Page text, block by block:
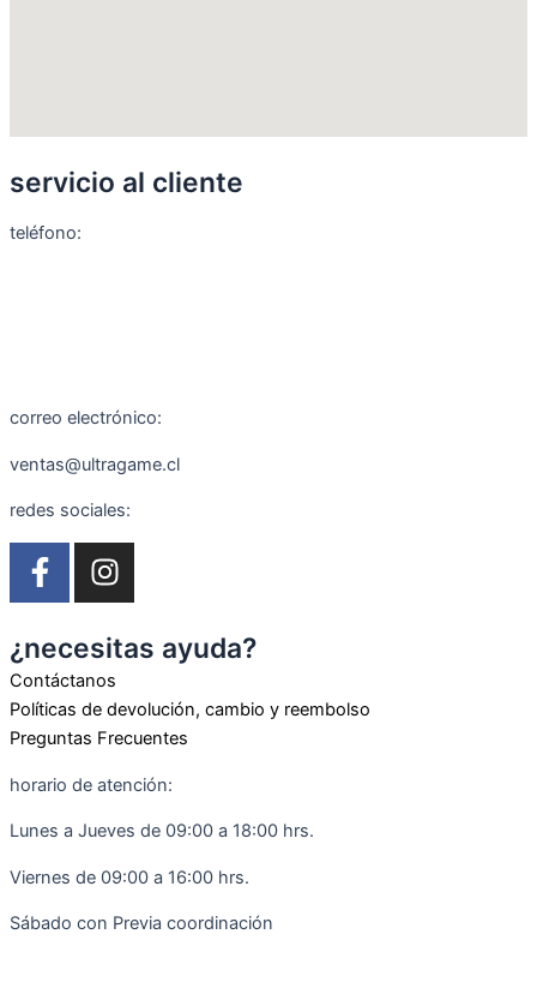
servicio al cliente
teléfono:
correo electrónico:
ventas@ultragame.cl
redes sociales:
F
a
e
b
o
o
-
f
I
n
t
a
g
r
m
¿necesitas ayuda?
Contáctanos
Políticas de devolución, cambio y reembolso
Preguntas Frecuentes
horario de atención:
Lunes a Jueves de 09:00 a 18:00 hrs.
Viernes de 09:00 a 16:00 hrs.
Sábado con Previa coordinación